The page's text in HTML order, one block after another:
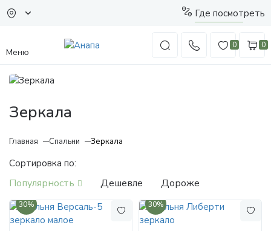
Где посмотреть
Меню
0 0
Зеркала
Главная Спальни Зеркала
Сортировка по:
Популярность Дешевле Дороже
30% 30%